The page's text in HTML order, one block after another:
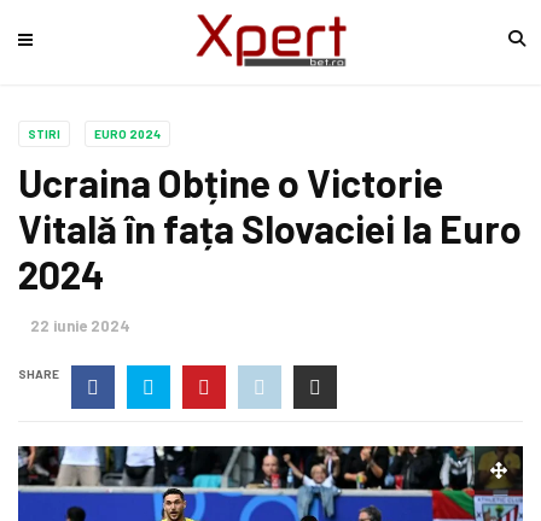
STIRI EURO 2024
Ucraina Obține o Victorie
Vitală în fața Slovaciei la Euro
2024
22 iunie 2024
SHARE